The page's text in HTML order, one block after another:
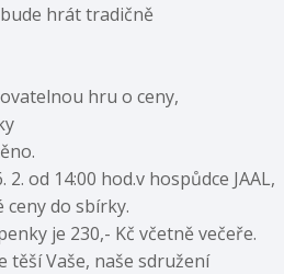
hrát tradičně
hru o ceny,
od 14:00 hod.v hospůdce JAAL,
do sbírky.
je 230,- Kč včetně večeře.
těší Vaše, naše sdružení